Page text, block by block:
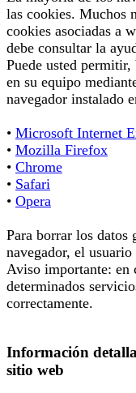
las cookies. Muchos
cookies asociadas a
debe consultar la
Puede usted
en su equipo
navegador instalado
• Microsoft Internet
• Mozilla Firefox
• Chrome
• Safari
• Opera
Para borrar los datos
navegador, el
Aviso importante: en
determinados
correctamente.
Información
sitio web